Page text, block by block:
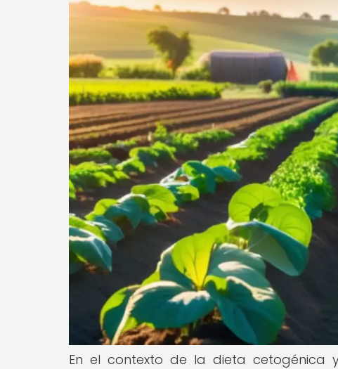
En el contexto de la dieta cetogénica